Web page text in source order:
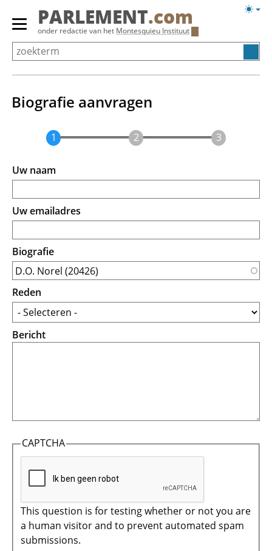
Overslaan
Primair
menu
tonen/verbergen
PARLEMENT.com
onder redactie van het Montesquieu Instituut
Biografie aanvragen
Uw naam
Uw emailadres
Biografie
Reden
Bericht
CAPTCHA
This question is for testing whether or not you are
a human visitor and to prevent automated spam
submissions.